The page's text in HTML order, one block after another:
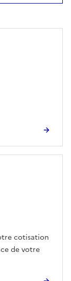
cotisation
de votre